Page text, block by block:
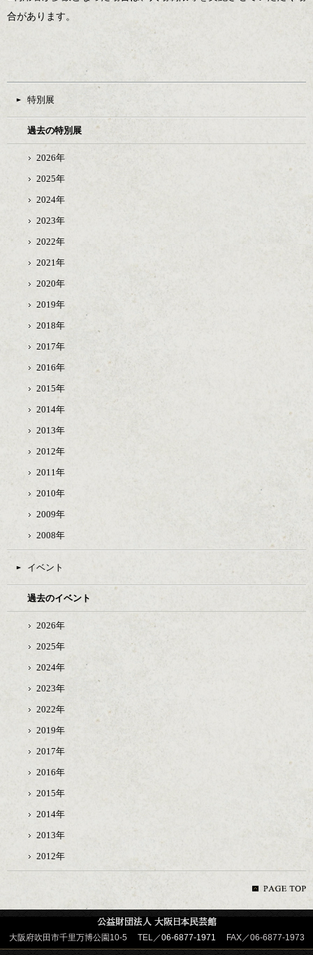
合があります。
特別展
過去の特別展
2026年
2025年
2024年
2023年
2022年
2021年
2020年
2019年
2018年
2017年
2016年
2015年
2014年
2013年
2012年
2011年
2010年
2009年
2008年
イベント
過去のイベント
2026年
2025年
2024年
2023年
2022年
2019年
2017年
2016年
2015年
2014年
2013年
2012年
大阪府吹田市千里万博公園10-5 TEL／06-6877-1971 FAX／06-6877-1973